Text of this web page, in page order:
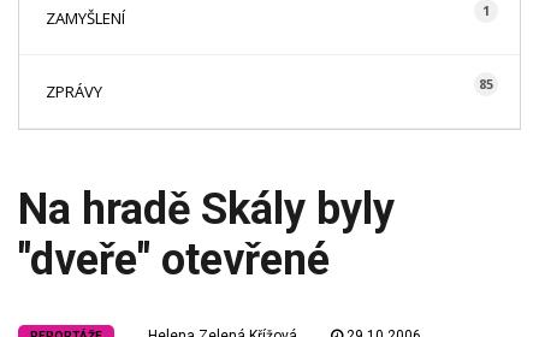
ZAMYŠLENÍ 1
ZPRÁVY 85
Na hradě Skály byly
"dveře" otevřené